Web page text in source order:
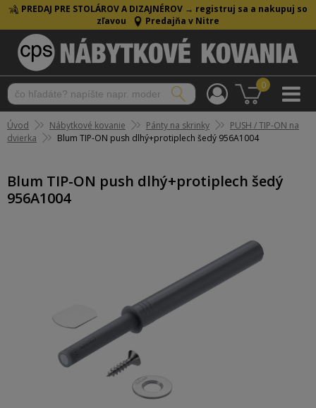
PREDAJ PRE STOLÁROV A DIZAJNÉROV → registruj sa a nakupuj so
zľavou
Predajňa v Nitre
0
Úvod Nábytkové kovanie Pánty na skrinky
PUSH / TIP-ON na
dvierka
Blum TIP-ON push dlhý+protiplech šedý 956A1004
Blum TIP-ON push dlhý+protiplech šedý
956A1004